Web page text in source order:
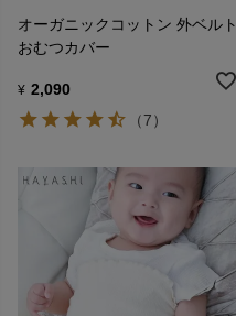
オーガニックコットン 外ベルト
おむつカバー
¥ 2,090
（7）